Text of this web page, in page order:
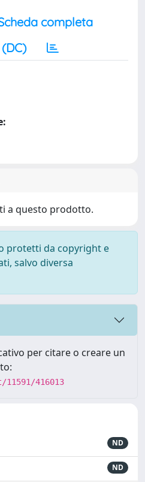
completa
a questo prodotto.
protetti da copyright e
salvo diversa
per citare o creare un
416013
ND
ND